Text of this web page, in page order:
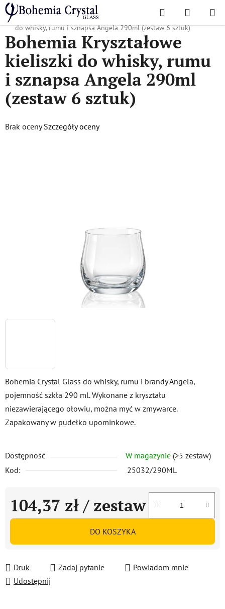
Przejść
do
treści
Szukaj KOSZYK
Home
/ Popularne kolekcje / Angela
Bohemia Kryształowe kieliszki
do whisky, rumu i sznapsa Angela 290ml (zestaw 6 sztuk)
Bohemia Crystal Glass do whisky, rumu i brandy Angela,
pojemność szkła 290 ml. Wykonane z kryształu
niezawierającego ołowiu, można myć w zmywarce.
Zapakowany w pudełko upominkowe.
Dostępność W magazynie (>5 zestaw)
Kod:
25032/290ML
104,37 zł / zestaw
Cena jednostkowa:
DO KOSZYKA
Druk Zadaj pytanie
Powiadom mnie
Udostępnij
Bohemia Kryształowe
kieliszki do whisky, rumu
i sznapsa Angela 290ml
(zestaw 6 sztuk)
Średnia
Brak oceny Szczegóły oceny